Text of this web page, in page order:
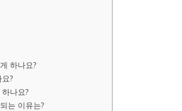
하나요?
?
나요?
는 이유는?